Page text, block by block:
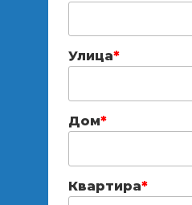
Улица*
Дом*
Квартира*